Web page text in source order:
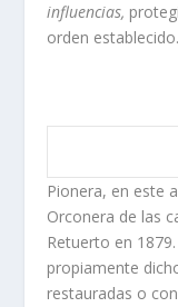
influen­cias,
orden establecido.
Pionera, en este
Orconera de las
Retuerto en
propiamente
restauradas o